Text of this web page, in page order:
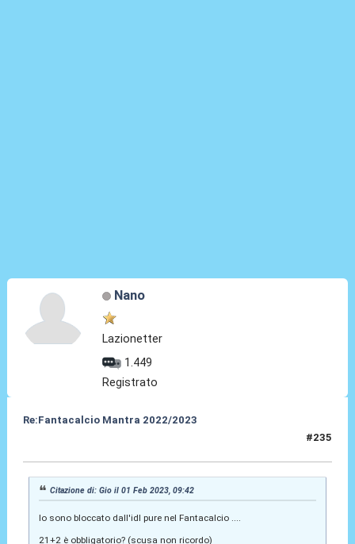
Nano
Lazionetter
1.449
Registrato
Re:Fantacalcio Mantra 2022/2023
#235
Citazione di: Gio il 01 Feb 2023, 09:42
Io sono bloccato dall'idl pure nel Fantacalcio ....
21+2 è obbligatorio? (scusa non ricordo)